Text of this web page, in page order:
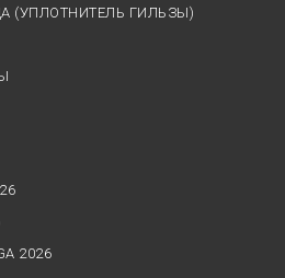
(УПЛОТНИТЕЛЬ ГИЛЬЗЫ)
2026